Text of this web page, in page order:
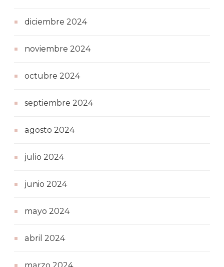
diciembre 2024
noviembre 2024
octubre 2024
septiembre 2024
agosto 2024
julio 2024
junio 2024
mayo 2024
abril 2024